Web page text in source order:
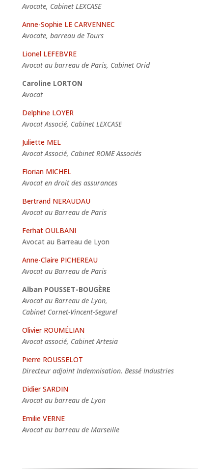
Avocate, Cabinet LEXCASE
Anne-Sophie LE CARVENNEC
Avocate, barreau de Tours
Lionel LEFEBVRE
Avocat au barreau de Paris, Cabinet Orid
Caroline LORTON
Avocat
Delphine LOYER
Avocat Associé, Cabinet LEXCASE
Juliette MEL
Avocat Associé, Cabinet ROME Associés
Florian MICHEL
Avocat en droit des assurances
Bertrand NERAUDAU
Avocat au Barreau de Paris
Ferhat OULBANI
Avocat au Barreau de Lyon
Anne-Claire PICHEREAU
Avocat au Barreau de Paris
Alban POUSSET-BOUGÈRE
Avocat au Barreau de Lyon,
Cabinet Cornet-Vincent-Segurel
Olivier ROUMÉLIAN
Avocat associé, Cabinet Artesia
Pierre ROUSSELOT
Directeur adjoint Indemnisation. Bessé Industries
Didier SARDIN
Avocat au barreau de Lyon
Emilie VERNE
Avocat au barreau de Marseille